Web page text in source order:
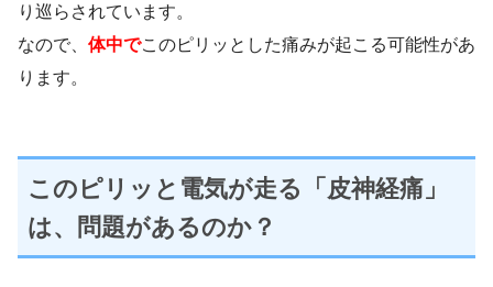
り巡らされています。
なので、 体中でこのピリッとした痛みが起こる可能性があ
ります。
このピリッと電気が走る「皮神経痛」
は、問題があるのか？